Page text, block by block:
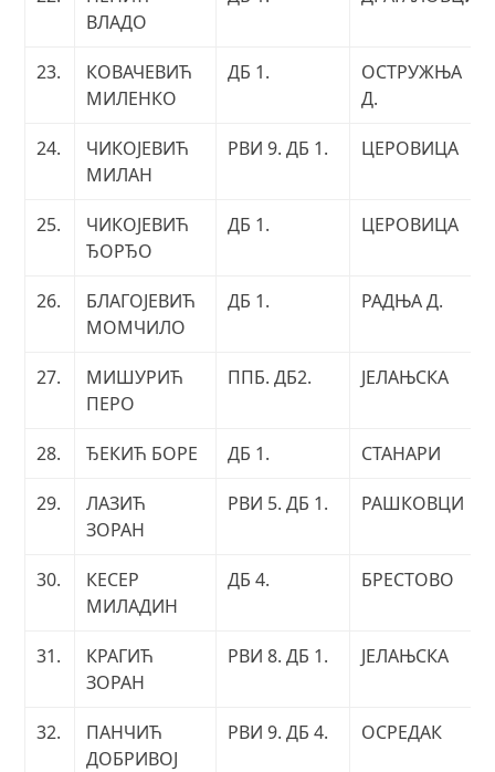
ВЛАДО
23.
КОВАЧЕВИЋ
МИЛЕНКО
ДБ 1.
ОСТРУЖЊА
Д.
24.
ЧИКОЈЕВИЋ
МИЛАН
РВИ 9. ДБ 1. ЦЕРОВИЦА
25.
ЧИКОЈЕВИЋ
ЂОРЂО
ДБ 1. ЦЕРОВИЦА
26.
БЛАГОЈЕВИЋ
МОМЧИЛО
ДБ 1. РАДЊА Д.
27.
МИШУРИЋ
ПЕРО
ППБ. ДБ2. ЈЕЛАЊСКА
28. ЂЕКИЋ БОРЕ ДБ 1. СТАНАРИ
29.
ЛАЗИЋ
ЗОРАН
РВИ 5. ДБ 1. РАШКОВЦИ
30.
КЕСЕР
МИЛАДИН
ДБ 4. БРЕСТОВО
31.
КРАГИЋ
ЗОРАН
РВИ 8. ДБ 1. ЈЕЛАЊСКА
32.
ПАНЧИЋ
ДОБРИВОЈ
РВИ 9. ДБ 4. ОСРЕДАК